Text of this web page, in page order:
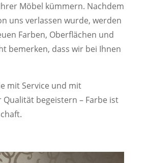
Möbel kümmern. Nachdem
uns verlassen wurde, werden
Farben, Oberflächen und
bemerken, dass wir bei Ihnen
mit Service und mit
begeistern – Farbe ist